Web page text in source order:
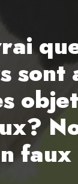
sont